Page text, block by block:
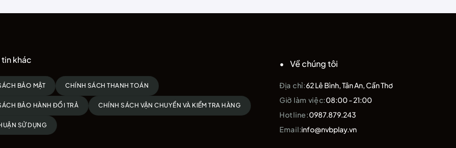
khác
BẢO MẬT CHÍNH SÁCH THANH TOÁN
BẢO HÀNH ĐỔI TRẢ CHÍNH SÁCH VẬN CHUYỂN VÀ KIỂM TRA HÀNG
SỬ DỤNG
Về chúng tôi
Địa chỉ:62 Lê Bình, Tân An, Cần Thơ
Giờ làm việc:08:00 - 21:00
Hotline:0987.879.243
Email:info@nvbplay.vn